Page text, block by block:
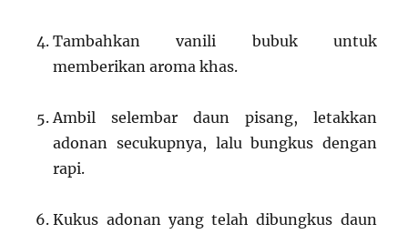
Tambahkan vanili bubuk untuk
memberikan aroma khas.
Ambil selembar daun pisang, letakkan
adonan secukupnya, lalu bungkus dengan
rapi.
Kukus adonan yang telah dibungkus daun